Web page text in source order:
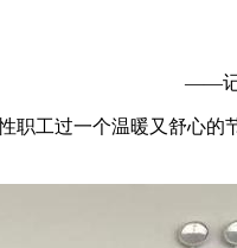
——记
职工过一个温暖又舒心的